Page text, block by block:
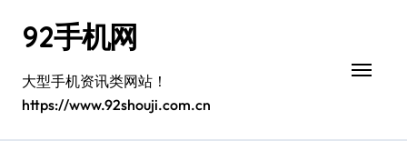
92手机网
大型手机资讯类网站！
https://www.92shouji.com.cn